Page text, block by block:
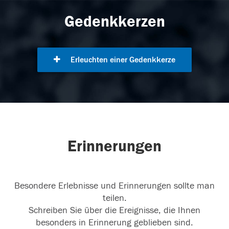
Gedenkkerzen
Erleuchten einer Gedenkkerze
Erinnerungen
Besondere Erlebnisse und Erinnerungen sollte man
teilen.
Schreiben Sie über die Ereignisse, die Ihnen
besonders in Erinnerung geblieben sind.